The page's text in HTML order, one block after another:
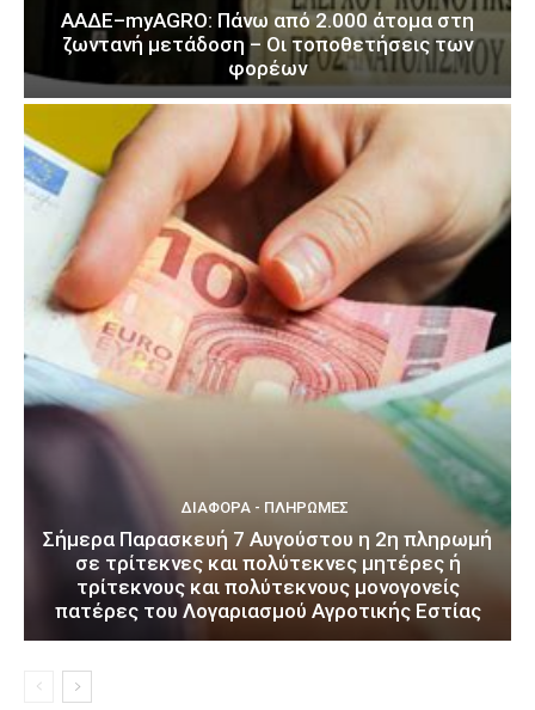
ΑΑΔΕ–myAGRO: Πάνω από 2.000 άτομα στη
ζωντανή μετάδοση – Οι τοποθετήσεις των
φορέων
ΔΙΆΦΟΡΑ - ΠΛΗΡΩΜΈΣ
Σήμερα Παρασκευή 7 Αυγούστου η 2η πληρωμή
σε τρίτεκνες και πολύτεκνες μητέρες ή
τρίτεκνους και πολύτεκνους μονογονείς
πατέρες του Λογαριασμού Αγροτικής Εστίας